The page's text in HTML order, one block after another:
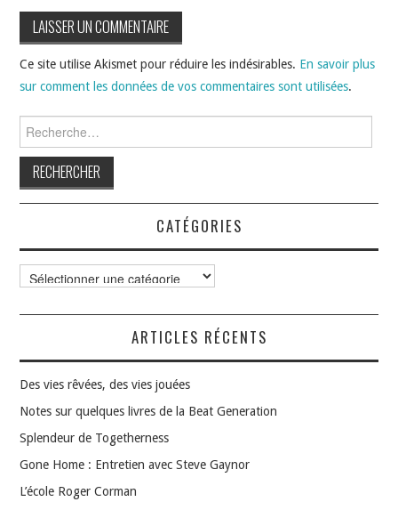
Ce site utilise Akismet pour réduire les indésirables. En savoir plus
sur comment les données de vos commentaires sont utilisées.
CATÉGORIES
Catégories
ARTICLES RÉCENTS
Des vies rêvées, des vies jouées
Notes sur quelques livres de la Beat Generation
Splendeur de Togetherness
Gone Home : Entretien avec Steve Gaynor
L’école Roger Corman